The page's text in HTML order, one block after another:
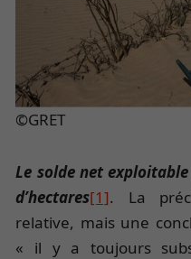
©GRET
Le solde net
d’hectares[1]. La
relative, mais une
« il y a toujours